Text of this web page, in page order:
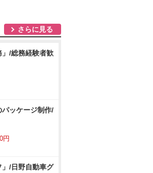
さらに見る
/総務経験者歓
パッケージ制作/
円
/日野自動車グ